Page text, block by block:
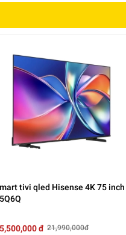
4 lần so
ốiưu màu
4K.
tivi qled Hisense 4K 75 inch
đ 21,990,000đ